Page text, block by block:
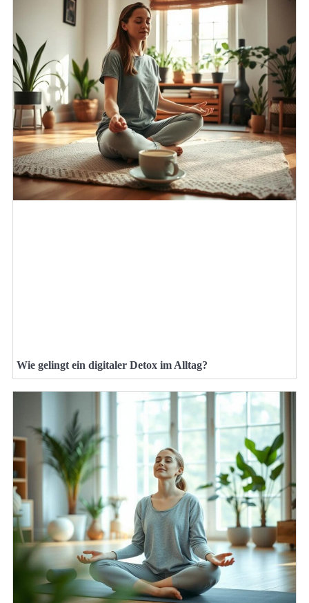
Wie gelingt ein digitaler Detox im Alltag?